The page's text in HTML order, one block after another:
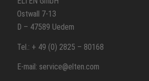
Ostwall 7-13
D – 47589 Uedem
Tel.: + 49 (0) 2825 – 80168
E-mail: service@elten.com